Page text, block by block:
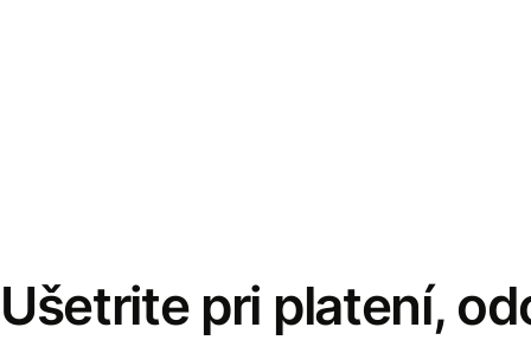
Ušetrite pri platení,